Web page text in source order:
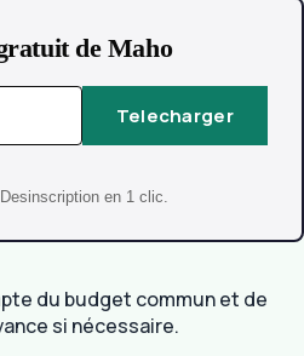
de Maho
Telecharger
en 1 clic.
du budget commun et de
si nécessaire.